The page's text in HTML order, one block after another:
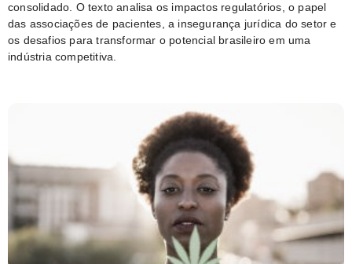
consolidado. O texto analisa os impactos regulatórios, o papel
das associações de pacientes, a insegurança jurídica do setor e
os desafios para transformar o potencial brasileiro em uma
indústria competitiva.